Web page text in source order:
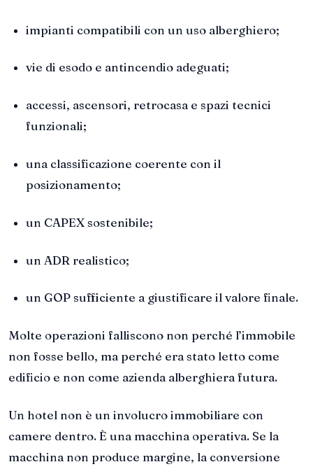
impianti compatibili con un uso alberghiero;
vie di esodo e antincendio adeguati;
accessi, ascensori, retrocasa e spazi tecnici
funzionali;
una classificazione coerente con il
posizionamento;
un CAPEX sostenibile;
un ADR realistico;
un GOP sufficiente a giustificare il valore finale.
Molte operazioni falliscono non perché l’immobile
non fosse bello, ma perché era stato letto come
edificio e non come azienda alberghiera futura.
Un hotel non è un involucro immobiliare con
camere dentro. È una macchina operativa. Se la
macchina non produce margine, la conversione